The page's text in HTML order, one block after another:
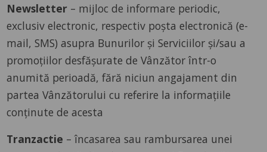
Newsletter – mijloc de informare periodic,
exclusiv electronic, respectiv poșta electronică (e-
mail, SMS) asupra Bunurilor și Serviciilor și/sau a
promoțiilor desfășurate de Vânzător într-o
anumită perioadă, fără niciun angajament din
partea Vânzătorului cu referire la informațiile
conținute de acesta
Tranzactie – încasarea sau rambursarea unei